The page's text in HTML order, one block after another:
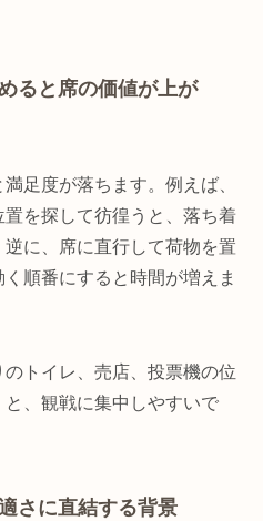
ると席の価値が上が
足度が落ちます。例えば、
を探して彷徨うと、落ち着
に、席に直行して荷物を置
順番にすると時間が増えま
トイレ、売店、投票機の位
、観戦に集中しやすいで
さに直結する背景